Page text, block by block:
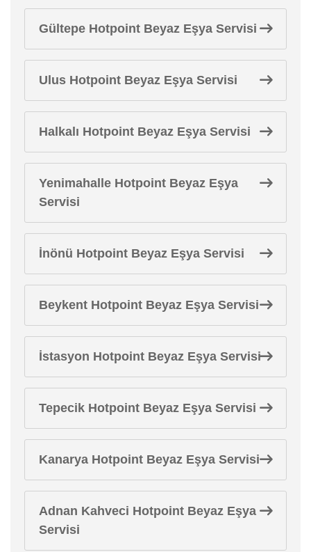
Gültepe Hotpoint Beyaz Eşya Servisi
Ulus Hotpoint Beyaz Eşya Servisi
Halkalı Hotpoint Beyaz Eşya Servisi
Yenimahalle Hotpoint Beyaz Eşya
Servisi
İnönü Hotpoint Beyaz Eşya Servisi
Beykent Hotpoint Beyaz Eşya Servisi
İstasyon Hotpoint Beyaz Eşya Servisi
Tepecik Hotpoint Beyaz Eşya Servisi
Kanarya Hotpoint Beyaz Eşya Servisi
Adnan Kahveci Hotpoint Beyaz Eşya
Servisi